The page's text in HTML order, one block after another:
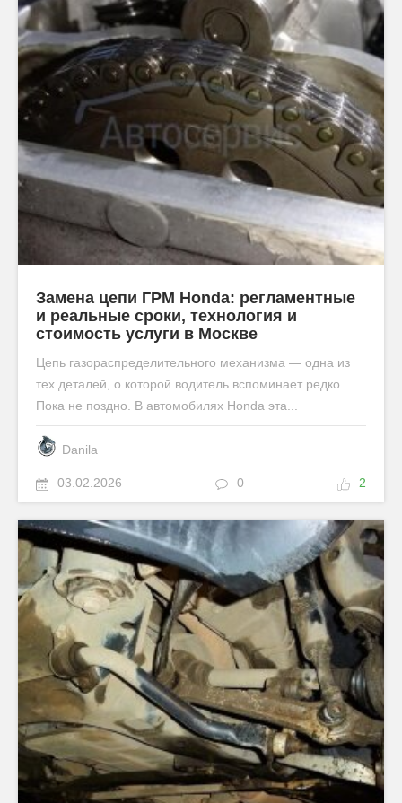
Замена цепи ГРМ Honda: регламентные
и реальные сроки, технология и
стоимость услуги в Москве
Цепь газораспределительного механизма — одна из
тех деталей, о которой водитель вспоминает редко.
Пока не поздно. В автомобилях Honda эта...
Danila
03.02.2026 0 2